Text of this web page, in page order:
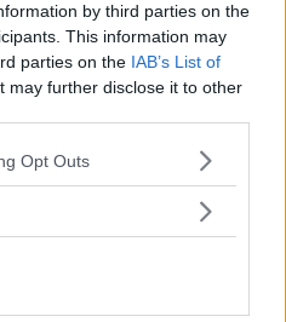
by third parties on the
This information may
parties on the IAB’s List of
may further disclose it to other
uses one or more Google
behaviour. You may click to
purposes in below Google
Opt Outs
INGRANDISCI